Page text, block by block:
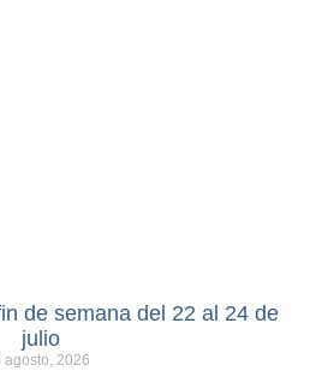
de semana del 22 al 24 de
julio
agosto, 2026